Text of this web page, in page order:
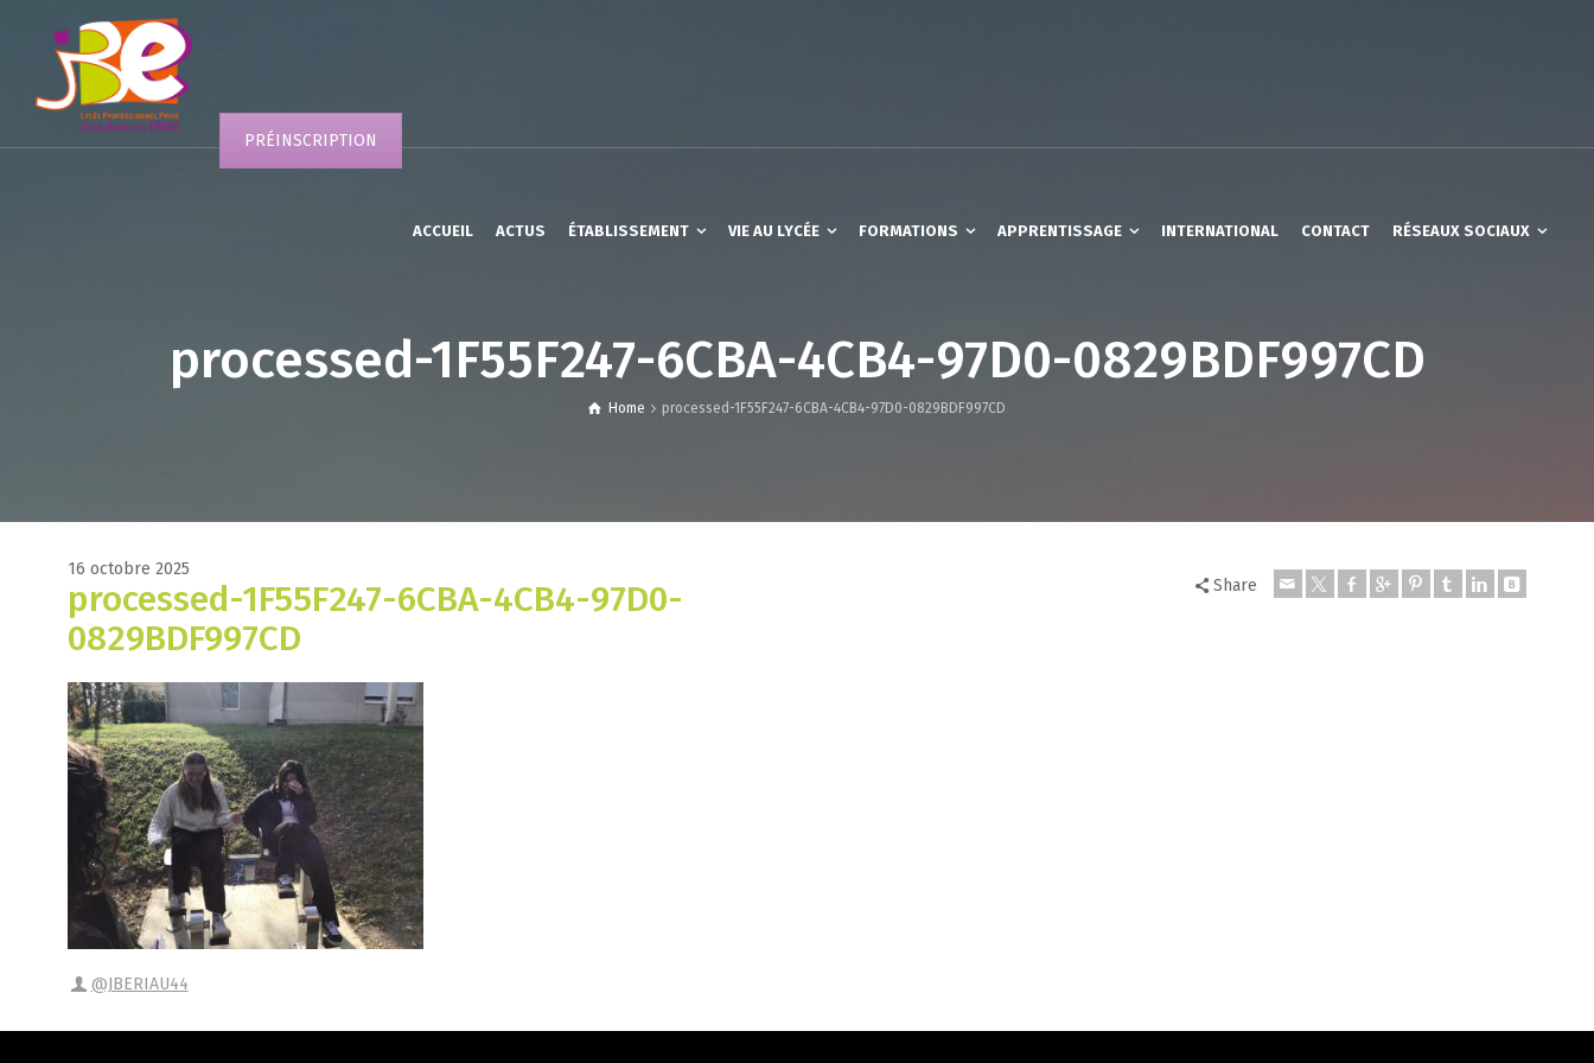
PRÉINSCRIPTION
ACCUEIL ACTUS ÉTABLISSEMENT VIE AU LYCÉE FORMATIONS APPRENTISSAGE INTERNATIONAL CONTACT RÉSEAUX SOCIAUX
processed-1F55F247-6CBA-4CB4-97D0-0829BDF997CD
Home processed-1F55F247-6CBA-4CB4-97D0-0829BDF997CD
16 octobre 2025
processed-1F55F247-6CBA-4CB4-97D0-
0829BDF997CD
Share
@JBERIAU44